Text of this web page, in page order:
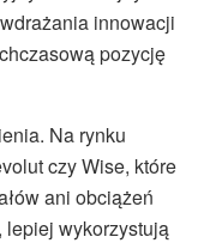
innowacji
pozycję
Na rynku
czy Wise, które
ani obciążeń
lepiej wykorzystują